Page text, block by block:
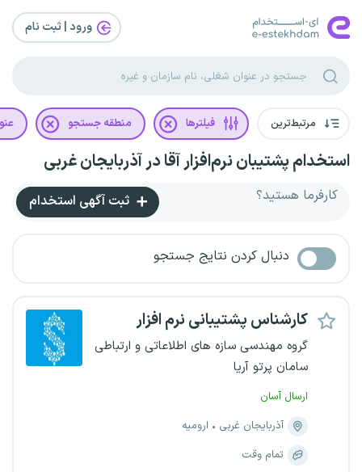
ورود | ثبت‌ نام
مرتبط‌ترین فیلترها منطقه جستجو
استخدام پشتیبان نرم‌افزار آقا در آذربایجان غربی
کارفرما هستید؟ ثبت آگهی استخدام
دنبال کردن نتایج جستجو
کارشناس پشتیبانی نرم افزار
گروه مهندسی سازه های اطلاعاتی و ارتباطی
سامان پرتو آریا
ارسال آسان
آذربایجان غربی
ارومیه
تمام وقت